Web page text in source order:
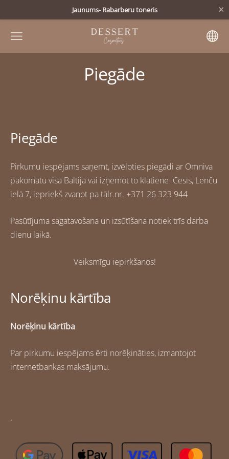
Jaunums- Rabarberu toneris ×
Piegāde
Piegāde
Pirkumu iespējams saņemt, izvēloties piegādi ar Omniva
pakomātu visā Baltijā vai izņemot to klātienē Cēsīs, Lenču
ielā 7, iepriekš zvanot pa tālr.nr. +371 26 323 944
Pasūtījuma sagatavošana un izsūtīšana notiek trīs darba
dienu laikā.
Veiksmīgu iepirkšanos!
Norēķinu kārtība
Norēķinu kārtība
Par pirkumu iespējams ērti norēķināties, izmantojot
internetbankas maksājumu.
.